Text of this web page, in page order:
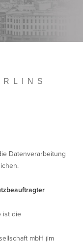
Datenverarbeitung
ist die
mbH (im